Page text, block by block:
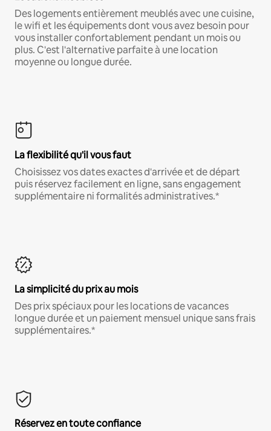
Des logements entièrement meublés avec une cuisine,
le wifi et les équipements dont vous avez besoin pour
vous installer confortablement pendant un mois ou
plus. C'est l'alternative parfaite à une location
moyenne ou longue durée.
La flexibilité qu'il vous faut
Choisissez vos dates exactes d'arrivée et de départ
puis réservez facilement en ligne, sans engagement
supplémentaire ni formalités administratives.*
La simplicité du prix au mois
Des prix spéciaux pour les locations de vacances
longue durée et un paiement mensuel unique sans frais
supplémentaires.*
Réservez en toute confiance